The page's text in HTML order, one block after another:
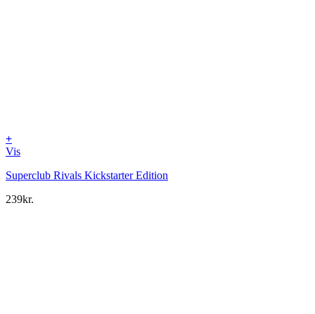
+
Vis
Superclub Rivals Kickstarter Edition
239kr.